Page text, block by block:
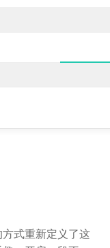
式重新定义了这